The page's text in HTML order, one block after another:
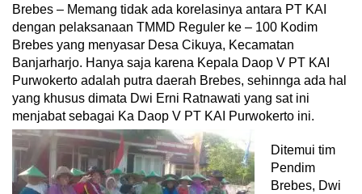
Brebes – Memang tidak ada korelasinya antara PT KAI
dengan pelaksanaan TMMD Reguler ke – 100 Kodim
Brebes yang menyasar Desa Cikuya, Kecamatan
Banjarharjo. Hanya saja karena Kepala Daop V PT KAI
Purwokerto adalah putra daerah Brebes, sehinnga ada hal
yang khusus dimata Dwi Erni Ratnawati yang sat ini
menjabat sebagai Ka Daop V PT KAI Purwokerto ini.
Ditemui tim
Pendim
Brebes, Dwi